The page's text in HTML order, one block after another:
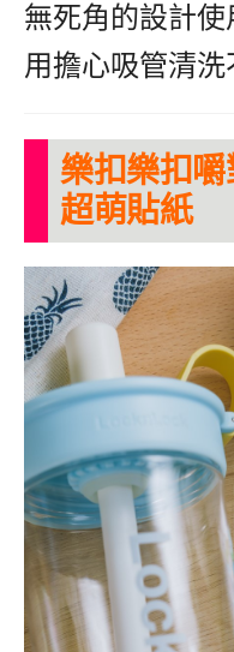
無死角的設計
用擔心吸管清洗
樂扣樂扣嚼
超萌貼紙